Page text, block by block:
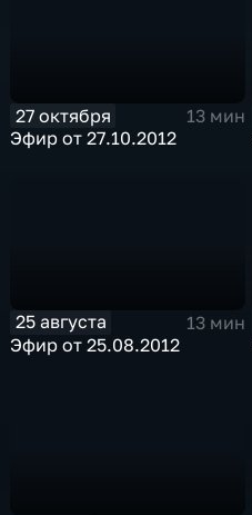
27 октября
13 мин
Эфир от 27.10.2012
25 августа
13 мин
Эфир от 25.08.2012